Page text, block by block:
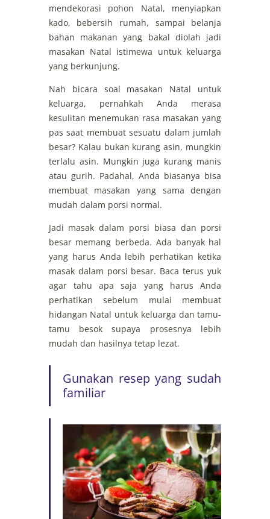
mendekorasi pohon Natal, menyiapkan
kado, bebersih rumah, sampai belanja
bahan makanan yang bakal diolah jadi
masakan Natal istimewa untuk keluarga
yang berkunjung.
Nah bicara soal masakan Natal untuk
keluarga, pernahkah Anda merasa
kesulitan menemukan rasa masakan yang
pas saat membuat sesuatu dalam jumlah
besar? Kalau bukan kurang asin, mungkin
terlalu asin. Mungkin juga kurang manis
atau gurih. Padahal, Anda biasanya bisa
membuat masakan yang sama dengan
mudah dalam porsi normal.
Jadi masak dalam porsi biasa dan porsi
besar memang berbeda. Ada banyak hal
yang harus Anda lebih perhatikan ketika
masak dalam porsi besar. Baca terus yuk
agar tahu apa saja yang harus Anda
perhatikan sebelum mulai membuat
hidangan Natal untuk keluarga dan tamu-
tamu besok supaya prosesnya lebih
mudah dan hasilnya tetap lezat.
Gunakan resep yang sudah
familiar